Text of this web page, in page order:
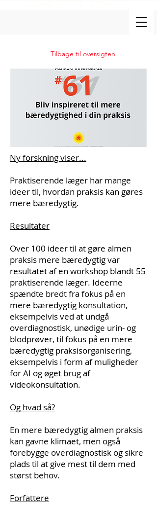
Tilbage til oversigten
Ny forskning viser...
Praktiserende læger har mange
ideer til, hvordan praksis kan gøres
mere bæredygtig.
Resultater
Over 100 ideer til at gøre almen
praksis mere bæredygtig var
resultatet af en workshop blandt 55
praktiserende læger. Ideerne
spændte bredt fra fokus på en
mere bæredygtig konsultation,
eksempelvis ved at undgå
overdiagnostisk, unødige urin- og
blodprøver, til fokus på en mere
bæredygtig praksisorganisering,
eksempelvis i form af muligheder
for AI og øget brug af
videokonsultation.
Og hvad så?
En mere bæredygtig almen praksis
kan gavne klimaet, men også
forebygge overdiagnostisk og sikre
plads til at give mest til dem med
størst behov.
Forfattere